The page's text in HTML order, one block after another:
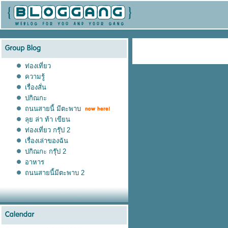
ท่องเที่ยว
ความรู้
เรื่องสั่น
ปกิณกะ
ถนนสายนี้ มีตะพาบ
ลุย ล่า ท้า เขียน
ท่องเที่ยว กรุ๊ป 2
เรื่องเล่าของฉัน
ปกิณกะ กรุ๊ป 2
อาหาร
ถนนสายนี้มีตะพาบ 2